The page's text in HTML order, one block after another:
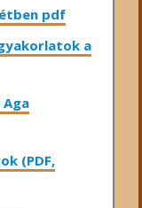
pdf
a
(PDF,